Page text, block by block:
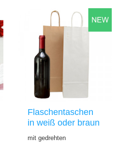
Flaschentaschen
in weiß oder braun
mit gedrehten